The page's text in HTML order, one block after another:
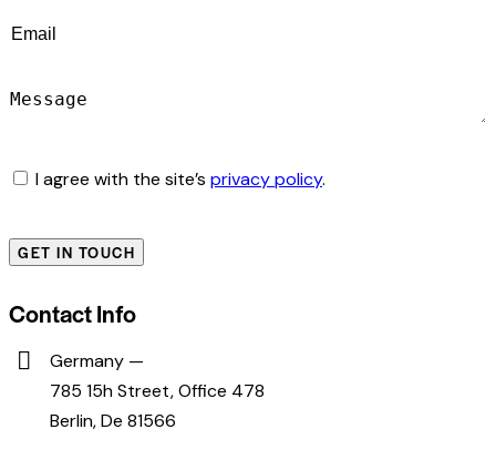
I agree with the site’s privacy policy.
Contact Info
Germany —
785 15h Street, Office 478
Berlin, De 81566